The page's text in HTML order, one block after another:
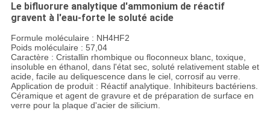
POLITIQUE
DE
CONFIDENTIALITÉ
Le bifluorure analytique d'ammonium de réactif
gravent à l'eau-forte le soluté acide
Formule moléculaire : NH4HF2
Poids moléculaire : 57,04
Caractère : Cristallin rhombique ou floconneux blanc, toxique,
insoluble en éthanol, dans l'état sec, soluté relativement stable et
acide, facile au deliquescence dans le ciel, corrosif au verre.
Application de produit : Réactif analytique. Inhibiteurs bactériens.
Céramique et agent de gravure et de préparation de surface en
verre pour la plaque d'acier de silicium.